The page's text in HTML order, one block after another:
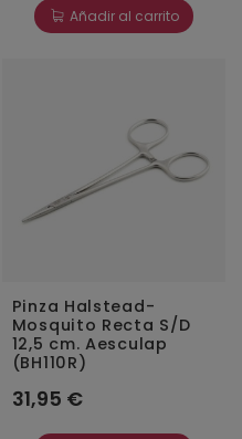
Añadir al carrito
Pinza Halstead-
Mosquito Recta S/D
12,5 cm. Aesculap
(BH110R)
31,95 €